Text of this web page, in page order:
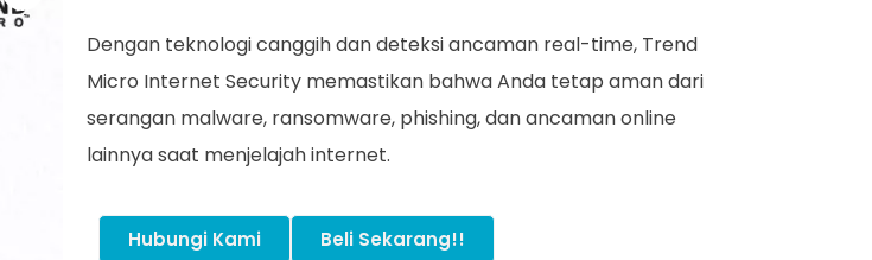
Dengan teknologi canggih dan deteksi ancaman real-time, Trend
Micro Internet Security memastikan bahwa Anda tetap aman dari
serangan malware, ransomware, phishing, dan ancaman online
lainnya saat menjelajah internet.
Hubungi Kami Beli Sekarang!!